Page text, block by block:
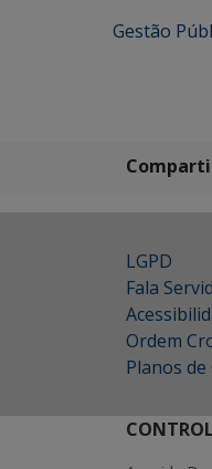
Gestão
LGPD
Fala
Ordem
Planos